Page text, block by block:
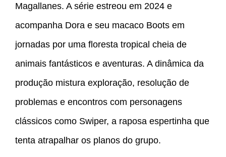
Magallanes. A série estreou em 2024 e
acompanha Dora e seu macaco Boots em
jornadas por uma floresta tropical cheia de
animais fantásticos e aventuras. A dinâmica da
produção mistura exploração, resolução de
problemas e encontros com personagens
clássicos como Swiper, a raposa espertinha que
tenta atrapalhar os planos do grupo.